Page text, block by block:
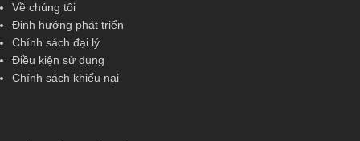
Về chúng tôi
Định hướng phát triển
Chính sách đại lý
Điều kiện sử dụng
Chính sách khiếu nại